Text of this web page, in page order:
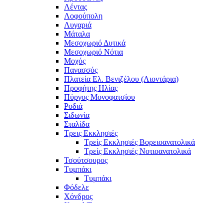
Λέντας
Λοφούπολη
Λυγαριά
Μάταλα
Μεσοχωριό Δυτικά
Μεσοχωριό Νότια
Μοχός
Πανασσός
Πλατεία Ελ. Βενιζέλου (Λιοντάρια)
Προφήτης Ηλίας
Πύργος Μονοφατσίου
Ροδιά
Σιδωνία
Σταλίδα
Τρεις Εκκλησιές
Τρείς Εκκλησιές Βορειοανατολικά
Τρείς Εκκλησιές Νοτιοανατολικά
Τσούτσουρος
Τυμπάκι
Τυμπάκι
Φόδελε
Χόνδρος